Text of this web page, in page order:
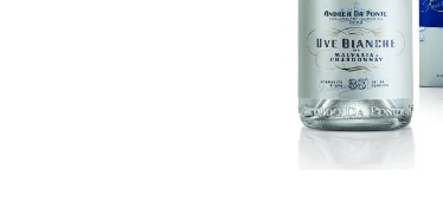
ČOKOLÁDOVÉ COOKIES S BROWNIE
KRÉMEM BEZ CUKRU 128G